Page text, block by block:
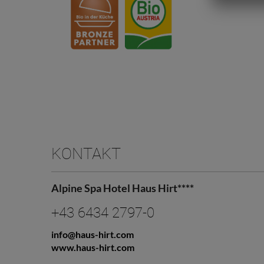
KONTAKT
Alpine Spa Hotel Haus Hirt****
+43 6434 2797-0
info@haus-hirt.com
www.haus-hirt.com